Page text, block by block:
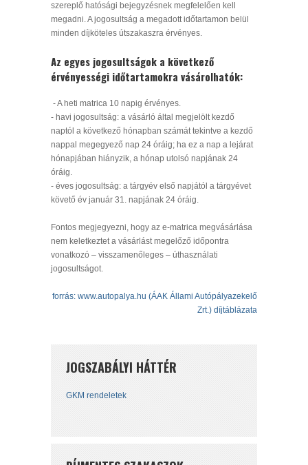
szereplő hatósági bejegyzésnek megfelelően kell
megadni. A jogosultság a megadott időtartamon belül
minden díjköteles útszakaszra érvényes.
Az egyes jogosultságok a következő
érvényességi időtartamokra vásárolhatók:
- A heti matrica 10 napig érvényes.
- havi jogosultság: a vásárló által megjelölt kezdő
naptól a következő hónapban számát tekintve a kezdő
nappal megegyező nap 24 óráig; ha ez a nap a lejárat
hónapjában hiányzik, a hónap utolsó napjának 24
óráig.
- éves jogosultság: a tárgyév első napjától a tárgyévet
követő év január 31. napjának 24 óráig.
Fontos megjegyezni, hogy az e-matrica megvásárlása
nem keletkeztet a vásárlást megelőző időpontra
vonatkozó – visszamenőleges – úthasználati
jogosultságot.
forrás: www.autopalya.hu (ÁAK Állami Autópályazekelő
Zrt.) díjtáblázata
JOGSZABÁLYI HÁTTÉR
GKM rendeletek